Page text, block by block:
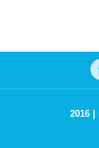
2016 |